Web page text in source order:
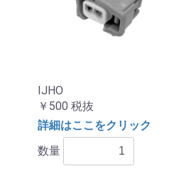
IJHO
￥500 税抜
詳細はここをクリック
数量